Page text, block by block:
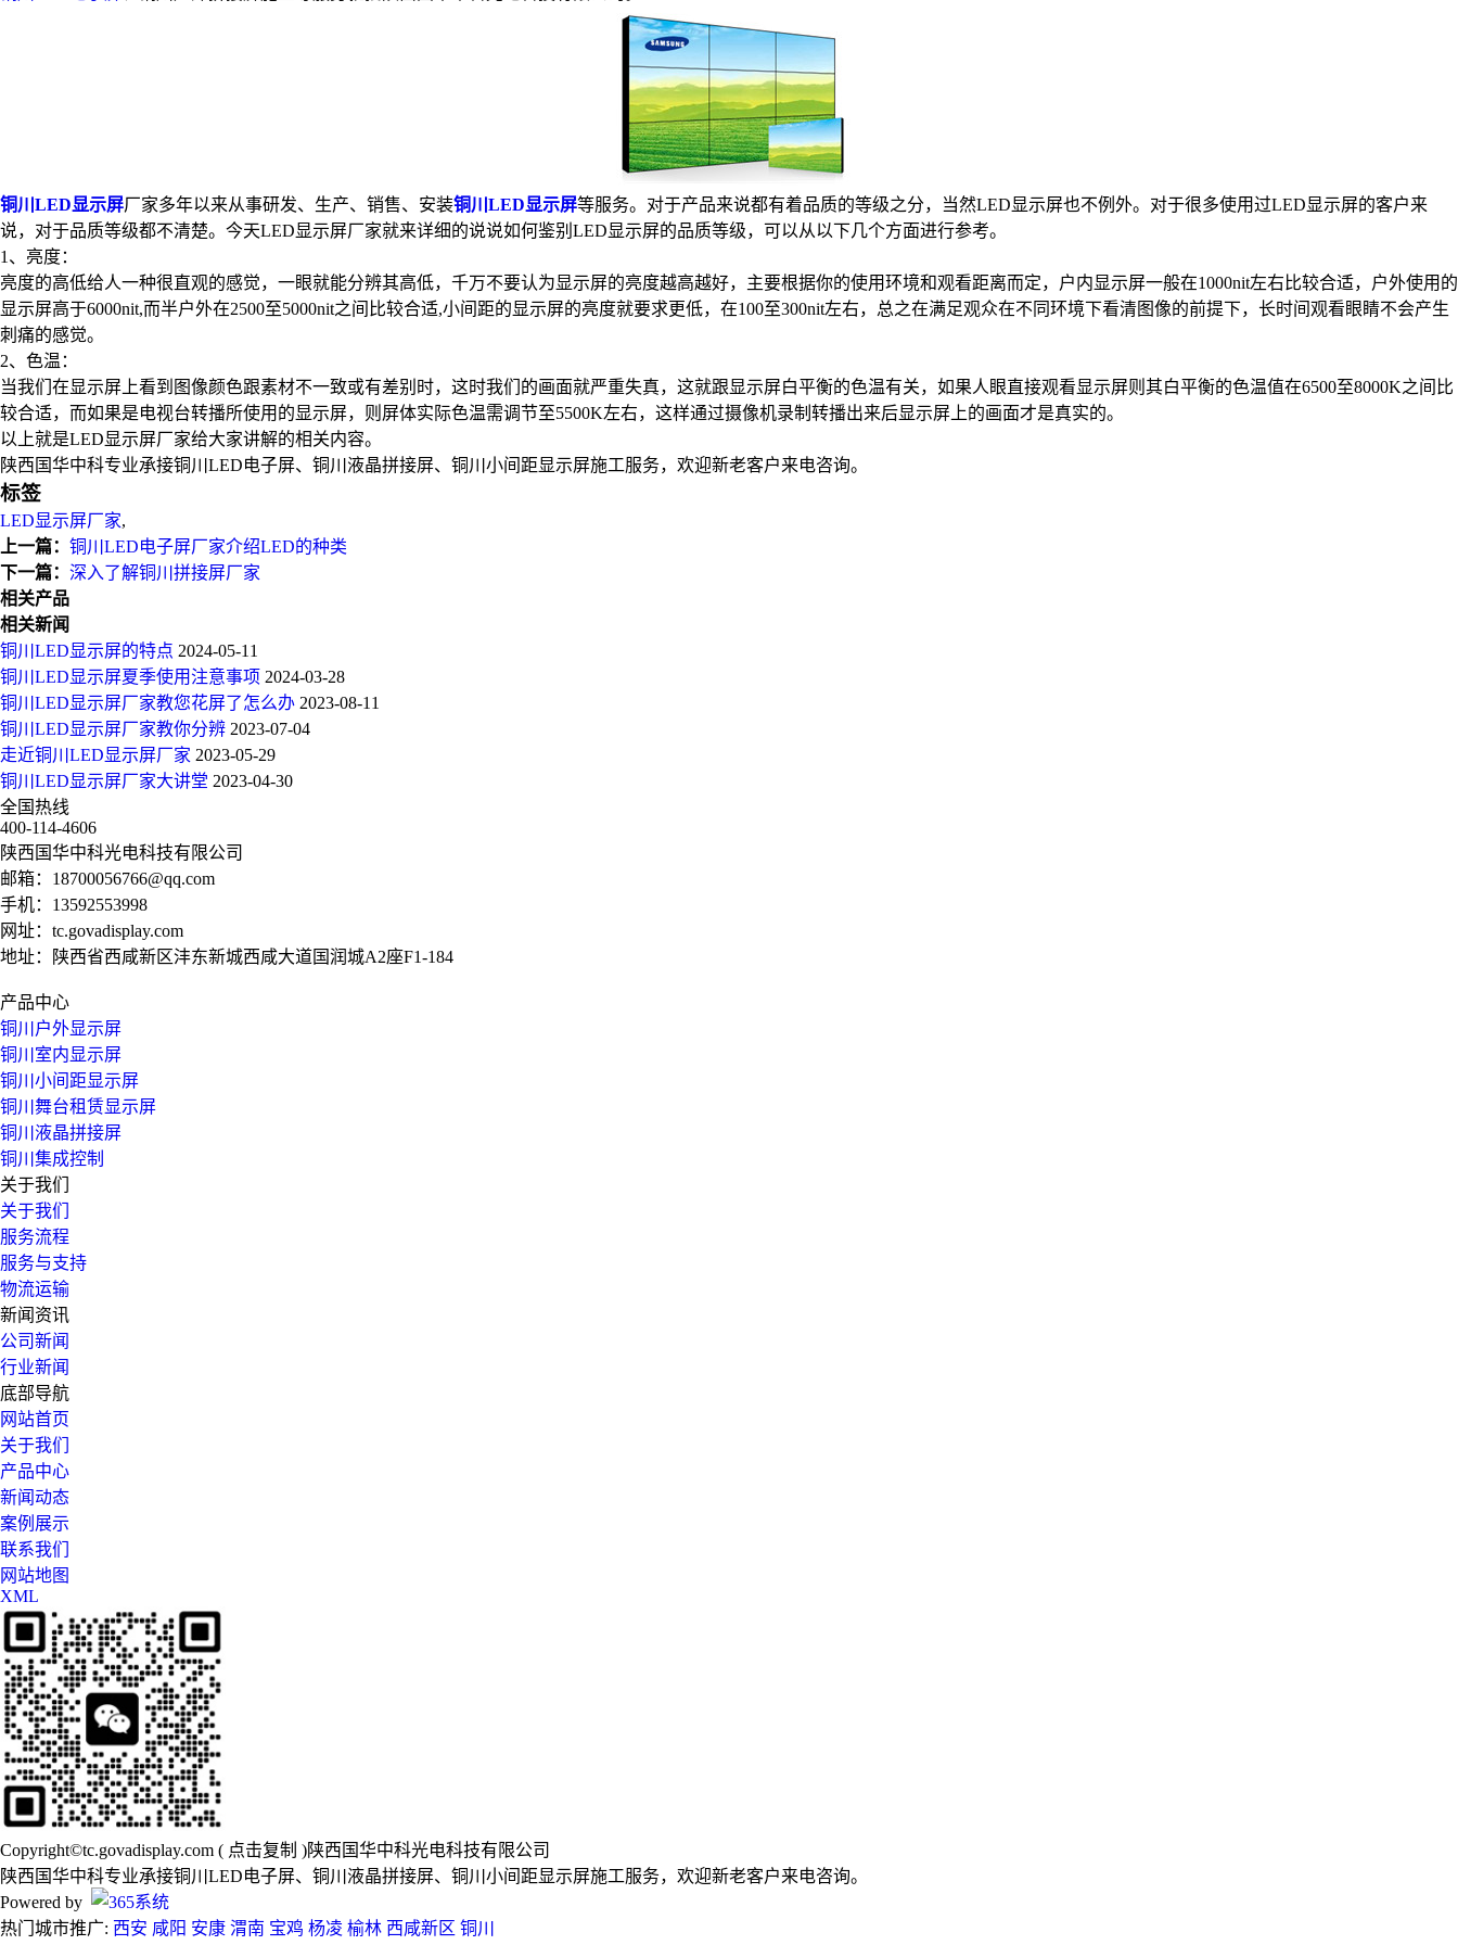
铜川LED显示屏厂家多年以来从事研发、生产、销售、安装铜川LED显示屏等服务。对于产品来说都有着品质的等级之分，当然LED显示屏也不例外。对于很多使用过LED显示屏的客户来
说，对于品质等级都不清楚。今天LED显示屏厂家就来详细的说说如何鉴别LED显示屏的品质等级，可以从以下几个方面进行参考。
1、亮度：
亮度的高低给人一种很直观的感觉，一眼就能分辨其高低，千万不要认为显示屏的亮度越高越好，主要根据你的使用环境和观看距离而定，户内显示屏一般在1000nit左右比较合适，户外使用的
显示屏高于6000nit,而半户外在2500至5000nit之间比较合适,小间距的显示屏的亮度就要求更低，在100至300nit左右，总之在满足观众在不同环境下看清图像的前提下，长时间观看眼睛不会产生
刺痛的感觉。
2、色温：
当我们在显示屏上看到图像颜色跟素材不一致或有差别时，这时我们的画面就严重失真，这就跟显示屏白平衡的色温有关，如果人眼直接观看显示屏则其白平衡的色温值在6500至8000K之间比
较合适，而如果是电视台转播所使用的显示屏，则屏体实际色温需调节至5500K左右，这样通过摄像机录制转播出来后显示屏上的画面才是真实的。
以上就是LED显示屏厂家给大家讲解的相关内容。
陕西国华中科专业承接铜川LED电子屏、铜川液晶拼接屏、铜川小间距显示屏施工服务，欢迎新老客户来电咨询。
标签
LED显示屏厂家,
上一篇： 铜川LED电子屏厂家介绍LED的种类
下一篇： 深入了解铜川拼接屏厂家
相关产品
相关新闻
铜川LED显示屏的特点 2024-05-11
铜川LED显示屏夏季使用注意事项 2024-03-28
铜川LED显示屏厂家教您花屏了怎么办 2023-08-11
铜川LED显示屏厂家教你分辨 2023-07-04
走近铜川LED显示屏厂家 2023-05-29
铜川LED显示屏厂家大讲堂 2023-04-30
全国热线
400-114-4606
陕西国华中科光电科技有限公司
邮箱： 18700056766@qq.com
手机： 13592553998
网址： tc.govadisplay.com
地址：陕西省西咸新区沣东新城西咸大道国润城A2座F1-184
产品中心
铜川户外显示屏
铜川室内显示屏
铜川小间距显示屏
铜川舞台租赁显示屏
铜川液晶拼接屏
铜川集成控制
关于我们
关于我们
服务流程
服务与支持
物流运输
新闻资讯
公司新闻
行业新闻
底部导航
网站首页
关于我们
产品中心
新闻动态
案例展示
联系我们
网站地图
XML
Copyright©tc.govadisplay.com ( 点击复制 )陕西国华中科光电科技有限公司
陕西国华中科专业承接铜川LED电子屏、铜川液晶拼接屏、铜川小间距显示屏施工服务，欢迎新老客户来电咨询。
Powered by
热门城市推广: 西安 咸阳 安康 渭南 宝鸡 杨凌 榆林 西咸新区 铜川